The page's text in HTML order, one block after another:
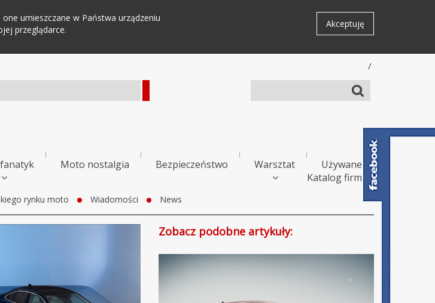
umieszczane w Państwa urządzeniu
przeglądarce.
Akceptuję
/
Moto nostalgia Bezpieczeństwo Warsztat
Używane
Katalog firm
rynku moto Wiadomości News
Zobacz podobne artykuły: